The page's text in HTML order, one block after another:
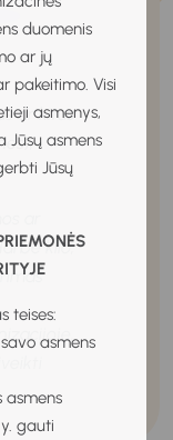
duomenis
ar jų
pakeitimo. Visi
asmenys,
Jūsų asmens
Jūsų
teises:
asmens
asmens
y. gauti
ar kitus
kilo,